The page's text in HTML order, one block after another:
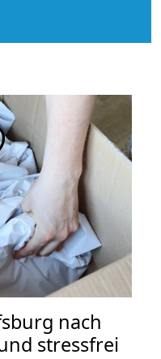
nach
stressfrei